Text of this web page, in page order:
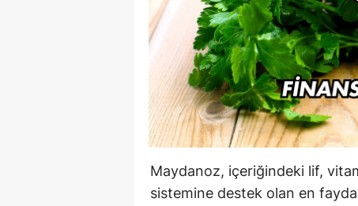
Maydanoz, içeriğindeki lif,
sistemine destek olan en